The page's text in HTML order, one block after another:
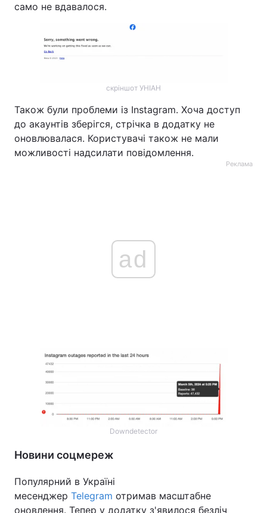
само не вдавалося.
скріншот УНІАН
Також були проблеми із Instagram. Хоча доступ
до акаунтів зберігся, стрічка в додатку не
оновлювалася. Користувачі також не мали
можливості надсилати повідомлення.
Реклама
ad
Downdetector
Новини соцмереж
Популярний в Україні
месенджер Telegram отримав масштабне
оновлення. Тепер у додатку з'явилося безліч